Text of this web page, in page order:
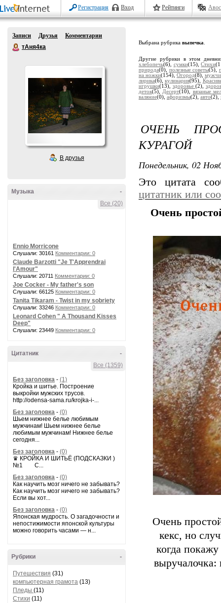
Регистрация Вход Рейтинги
Записи Друзья
Комментарии
тАня4ка
В друзья
-
Музыка
Все (20)
Ennio Morricone
Слушали: 30161 Комментарии: 0
Claude Barzotti "Je T'Apprendrai
l'Amour"
Слушали: 20711 Комментарии: 0
Joe Cocker - My father's son
Слушали: 66125 Комментарии: 0
Tanita Tikaram - Twist in my sobriety
Слушали: 33246 Комментарии: 0
Leonard Cohen " A Thousand Kisses
Deep"
Слушали: 23449 Комментарии: 0
-
Цитатник
Все (1359)
Без заголовка - (1)
Кройка и шитье. Построение
выкройки мужских трусов.
http://odensa-sama.ru/krojka-i-...
Без заголовка - (0)
Шьем нижнее белье любимым
мужчинам! Шьем нижнее белье
любимым мужчинам! Нижнее белье
сегодня...
Без заголовка - (0)
♛ КРОЙКА И ШИТЬЁ (ПОДСКАЗКИ )
№1 С...
Без заголовка - (0)
Как научить мозг ничего не забывать?
Как научить мозг ничего не забывать?
Если вы хот...
Без заголовка - (0)
Японская мудрость. О загадочности и
непостижимости японской культуры
можно говорить часами — н...
-
Рубрики
Путешествия (31)
компьютерная грамота (13)
Пледы (11)
Стихи (11)
Выбрана рубрика выпечка
Другие рубрики в этом
хлебопечь(6), сумки(15),Стихи
природа(0), полезные советы(5),
на ножки(154), Огород(8),
лирика(6),кулинария(95),
игрушки(13), здоровье(2),
деток(5), Десерт(10), вязаные
валяние(0), афоризмы(2), авто(2),
ОЧЕНЬ
КУРАГОЙ
Понедельник, 02
Это цитата
цитатник или
Очень
Очень
кекс, но
когда